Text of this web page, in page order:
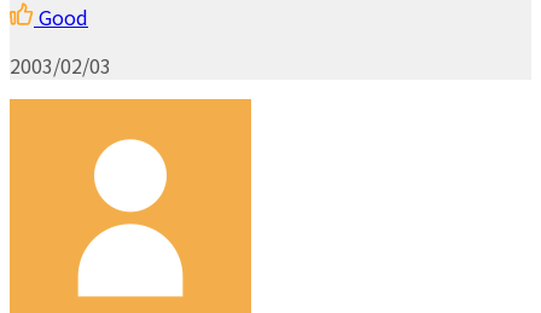
Good
2003/02/03